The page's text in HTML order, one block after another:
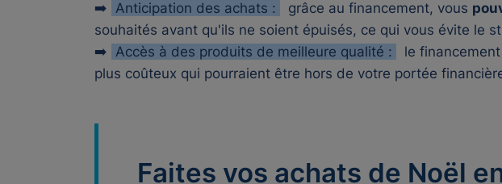
➡️ Anticipation des achats : grâce au financement, vous
souhaités avant qu'ils ne soient épuisés, ce qui vous évite le
➡️ Accès à des produits de meilleure qualité : le
plus coûteux qui pourraient être hors de votre portée
Faites vos achats de Noël